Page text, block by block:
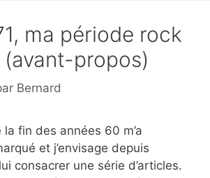
ma période rock
propos)
Bernard
fin des années 60 m’a
et j’envisage depuis
consacrer une série d’articles.